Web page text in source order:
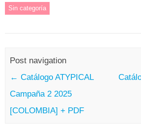
Sin categoría
Post navigation
← Catálogo ATYPICAL
Campaña 2 2025
[COLOMBIA] + PDF